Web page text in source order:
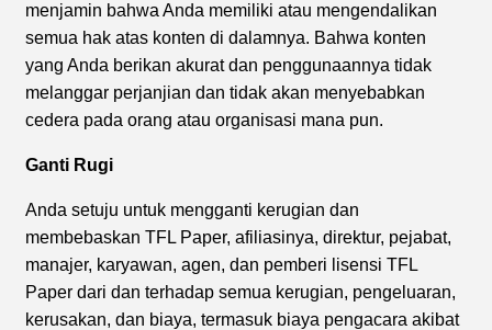
menjamin bahwa Anda memiliki atau mengendalikan
semua hak atas konten di dalamnya. Bahwa konten
yang Anda berikan akurat dan penggunaannya tidak
melanggar perjanjian dan tidak akan menyebabkan
cedera pada orang atau organisasi mana pun.
Ganti Rugi
Anda setuju untuk mengganti kerugian dan
membebaskan TFL Paper, afiliasinya, direktur, pejabat,
manajer, karyawan, agen, dan pemberi lisensi TFL
Paper dari dan terhadap semua kerugian, pengeluaran,
kerusakan, dan biaya, termasuk biaya pengacara akibat